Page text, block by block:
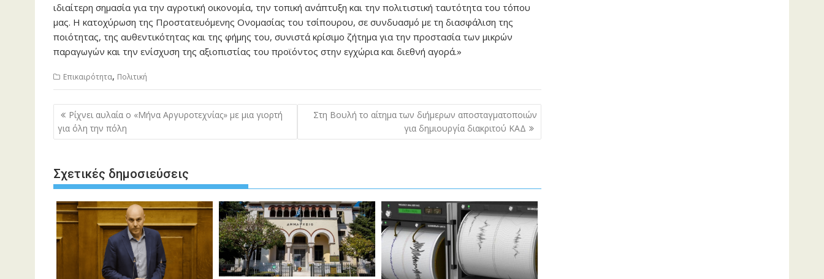
ιδιαίτερη σημασία για την αγροτική οικονομία, την τοπική ανάπτυξη και την πολιτιστική ταυτότητα του τόπου
μας. Η κατοχύρωση της Προστατευόμενης Ονομασίας του τσίπουρου, σε συνδυασμό με τη διασφάλιση της
ποιότητας, της αυθεντικότητας και της φήμης του, συνιστά κρίσιμο ζήτημα για την προστασία των μικρών
παραγωγών και την ενίσχυση της αξιοπιστίας του προϊόντος στην εγχώρια και διεθνή αγορά.»
Επικαιρότητα, Πολιτική
Πλοήγηση
άρθρων
Ρίχνει αυλαία ο «Μήνα Αργυροτεχνίας» με μια γιορτή
για όλη την πόλη
Στη Βουλή το αίτημα των διήμερων αποσταγματοποιών
για δημιουργία διακριτού ΚΑΔ
Σχετικές δημοσιεύσεις